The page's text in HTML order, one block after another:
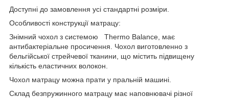
Доступні до замовлення усі стандартні розміри.
Особливості конструкції матрацу:
Знімний чохол з системою Thermo Balance, має
антибактеріальне просичення. Чохол виготовленно з
бельгійської стрейчевої тканини, що містить підвищену
кількість еластичних волокон.
Чохол матрацу можна прати у пральній машині.
Склад безпружинного матрацу має наповнювачі різної